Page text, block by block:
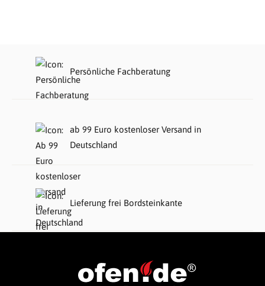
Persönliche Fachberatung
ab 99 Euro kostenloser Versand in
Deutschland
Lieferung frei Bordsteinkante